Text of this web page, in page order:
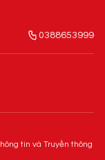
0388653999
tin và Truyền thông